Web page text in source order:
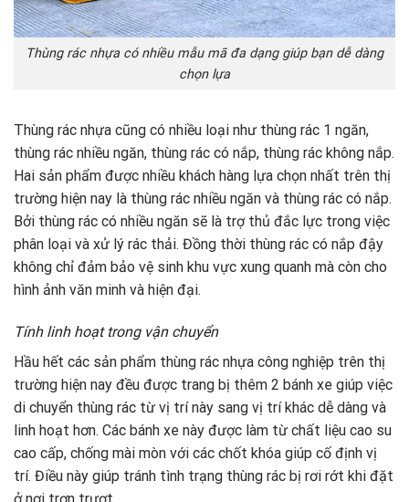
Thùng rác nhựa có nhiều mẫu mã đa dạng giúp bạn dễ dàng
chọn lựa
Thùng rác nhựa cũng có nhiều loại như thùng rác 1 ngăn,
thùng rác nhiều ngăn, thùng rác có nắp, thùng rác không nắp.
Hai sản phẩm được nhiều khách hàng lựa chọn nhất trên thị
trường hiện nay là thùng rác nhiều ngăn và thùng rác có nắp.
Bởi thùng rác có nhiều ngăn sẽ là trợ thủ đắc lực trong việc
phân loại và xử lý rác thải. Đồng thời thùng rác có nắp đậy
không chỉ đảm bảo vệ sinh khu vực xung quanh mà còn cho
hình ảnh văn minh và hiện đại.
Tính linh hoạt trong vận chuyển
Hầu hết các sản phẩm thùng rác nhựa công nghiệp trên thị
trường hiện nay đều được trang bị thêm 2 bánh xe giúp việc
di chuyển thùng rác từ vị trí này sang vị trí khác dễ dàng và
linh hoạt hơn. Các bánh xe này được làm từ chất liệu cao su
cao cấp, chống mài mòn với các chốt khóa giúp cố định vị
trí. Điều này giúp tránh tình trạng thùng rác bị rơi rớt khi đặt